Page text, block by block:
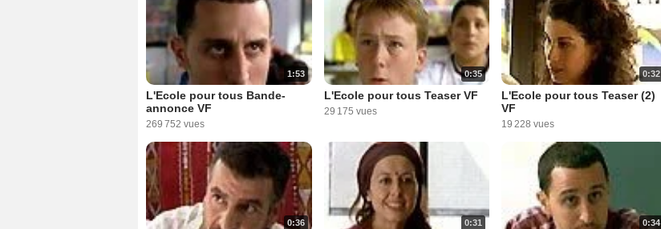
1:53
L'Ecole pour tous Bande-
annonce VF
269 752 vues
0:35
L'Ecole pour tous Teaser VF
29 175 vues
0:32
L'Ecole pour tous Teaser (2)
VF
19 228 vues
0:36 0:31 0:34